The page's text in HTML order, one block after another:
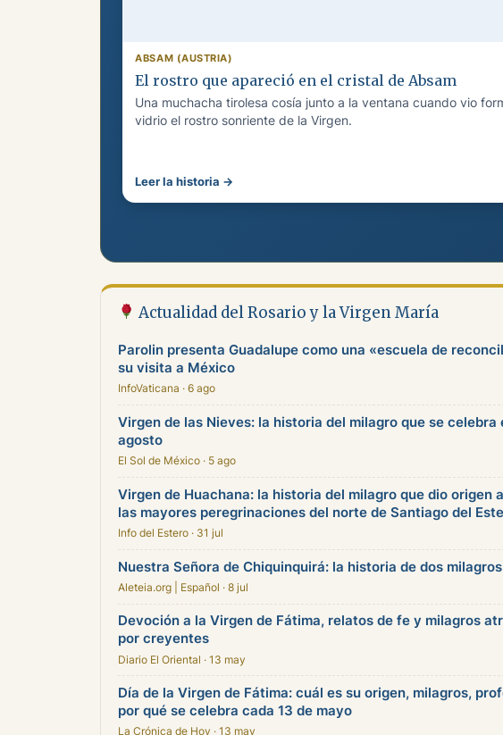
ABSAM (AUSTRIA)
El rostro que apareció en el cristal de Absam
Una muchacha tirolesa cosía junto a la ventana cuando vio
vidrio el rostro sonriente de la Virgen.
Leer la historia →
Actualidad del Rosario y la Virgen María
Parolin presenta Guadalupe como una «escuela de
su visita a México
InfoVaticana · 6 ago
Virgen de las Nieves: la historia del milagro que se celebra
agosto
El Sol de México · 5 ago
Virgen de Huachana: la historia del milagro que dio origen
las mayores peregrinaciones del norte de Santiago del
Info del Estero · 31 jul
Nuestra Señora de Chiquinquirá: la historia de dos milagros
Aleteia.org | Español · 8 jul
Devoción a la Virgen de Fátima, relatos de fe y milagros
por creyentes
Diario El Oriental · 13 may
Día de la Virgen de Fátima: cuál es su origen, milagros,
por qué se celebra cada 13 de mayo
La Crónica de Hoy · 13 may